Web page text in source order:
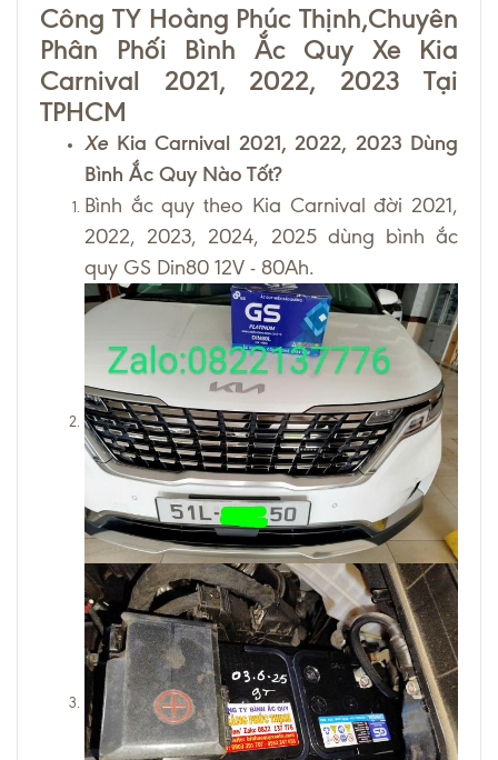
Công TY Hoàng Phúc Thịnh,Chuyên
Phân Phối Bình Ắc Quy Xe Kia
Carnival 2021, 2022, 2023 Tại
TPHCM
Xe Kia Carnival 2021, 2022, 2023 Dùng
Bình Ắc Quy Nào Tốt?
Bình ắc quy theo Kia Carnival đời 2021,
2022, 2023, 2024, 2025 dùng bình ắc
quy GS Din80 12V - 80Ah.